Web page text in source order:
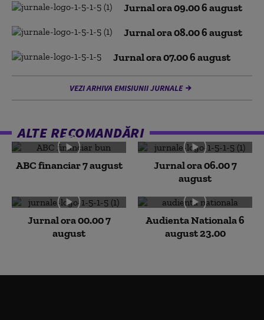
Jurnal ora 09.00 6 august
Jurnal ora 08.00 6 august
Jurnal ora 07.00 6 august
VEZI ARHIVA EMISIUNII JURNALE
ALTE RECOMANDĂRI
ABC financiar 7 august
Jurnal ora 06.00 7
august
Jurnal ora 00.00 7
august
Audienta Nationala 6
august 23.00